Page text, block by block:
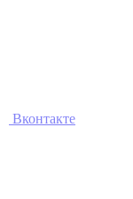
Вконтакте